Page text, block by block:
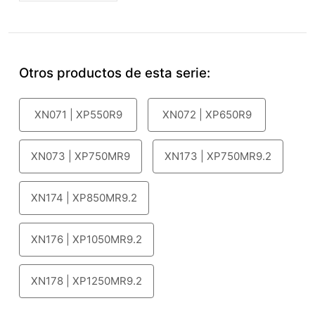
Otros productos de esta serie:
XN071 | XP550R9 XN072 | XP650R9
XN073 | XP750MR9 XN173 | XP750MR9.2
XN174 | XP850MR9.2
XN176 | XP1050MR9.2
XN178 | XP1250MR9.2